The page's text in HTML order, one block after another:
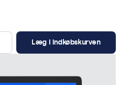
Læg i indkøbskurven